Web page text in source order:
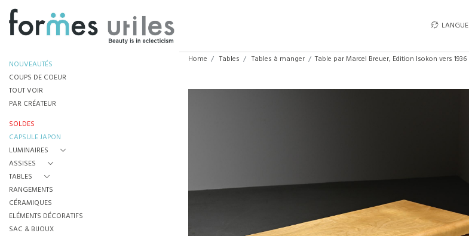
LANGUE
NOUVEAUTÉS
COUPS DE COEUR
TOUT VOIR
PAR CRÉATEUR
SOLDES
CAPSULE JAPON
LUMINAIRES
ASSISES
TABLES
RANGEMENTS
CÉRAMIQUES
ELÉMENTS DÉCORATIFS
SAC & BIJOUX
Home Tables Tables à manger Table par Marcel Breuer, Edition Isokon vers 1936